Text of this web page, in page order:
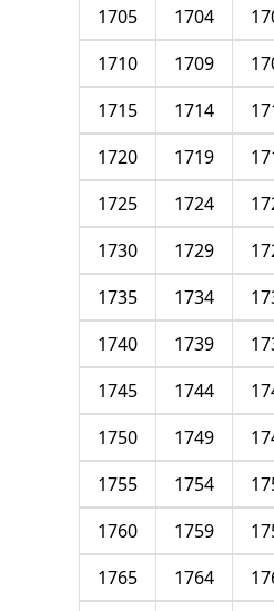
1704
1705
1709
1710
1714
1715
1719
1720
1724
1725
1729
1730
1734
1735
1739
1740
1744
1745
1749
1750
1754
1755
1759
1760
1764
1765